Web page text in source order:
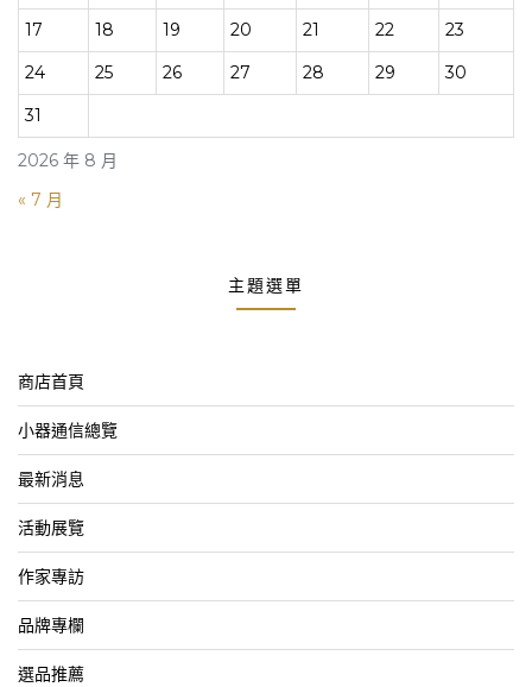
2026 年 8 月
17
18 19 20 21 22
23
24
25 26 27 28 29
30
31
« 7 月
主題選單
商店首頁
小器通信總覽
最新消息
活動展覽
作家專訪
品牌專欄
選品推薦